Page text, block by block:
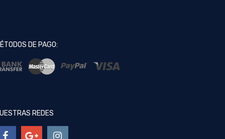
DE PAGO:
REDES